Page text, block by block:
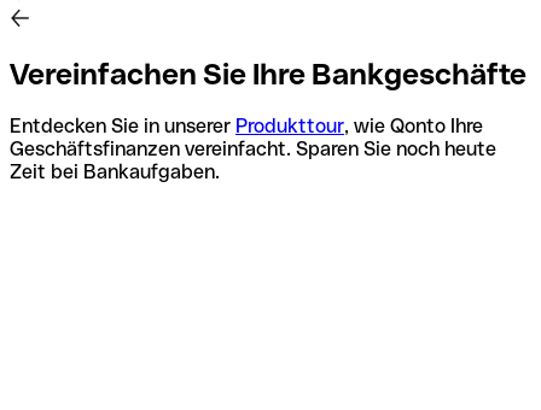
Vereinfachen Sie Ihre Bankgeschäfte
Entdecken Sie in unserer Produkttour, wie Qonto Ihre
Geschäftsfinanzen vereinfacht. Sparen Sie noch heute
Zeit bei Bankaufgaben.